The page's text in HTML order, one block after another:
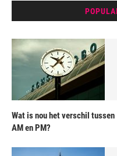
Wat is nou het verschil tussen
AM en PM?